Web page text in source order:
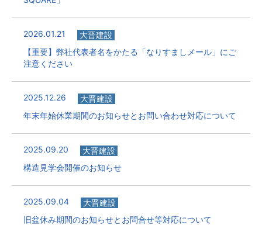
2026.01.21
大晋建設
【重要】弊社代表者名をかたる「なりすましメール」にご
注意ください
2025.12.26
大晋建設
年末年始休業期間のお知らせとお問い合わせ対応について
2025.09.20
大晋建設
構造見学会開催のお知らせ
2025.09.04
大晋建設
旧盆休み期間のお知らせとお問合せ等対応について